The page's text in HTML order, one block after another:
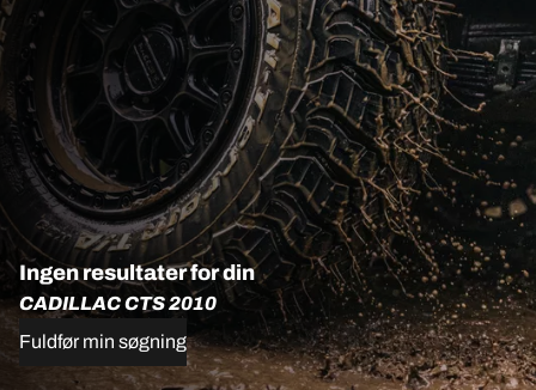
Ingen resultater for din
CADILLAC CTS 2010
Fuldfør min søgning